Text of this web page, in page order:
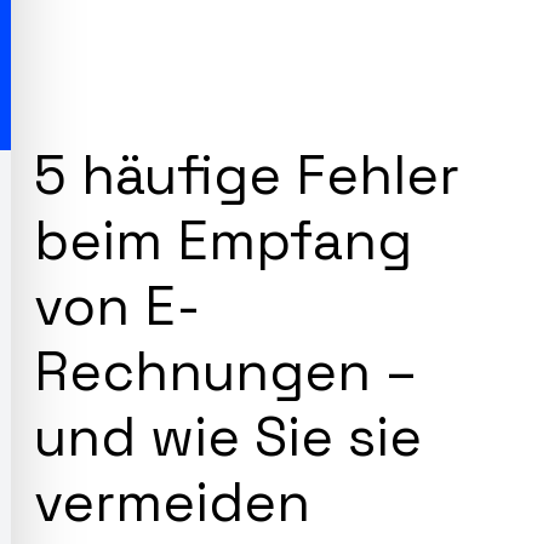
5 häufige Fehler
beim Empfang
von E-
Rechnungen –
und wie Sie sie
vermeiden